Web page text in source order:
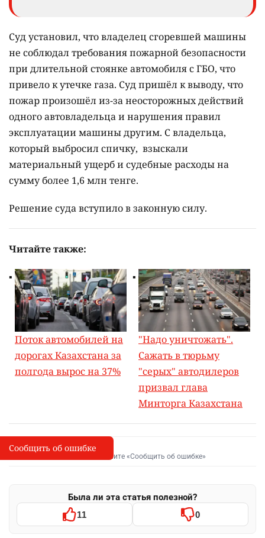
Суд установил, что владелец сгоревшей машины
не соблюдал требования пожарной безопасности
при длительной стоянке автомобиля с ГБО, что
привело к утечке газа. Суд пришёл к выводу, что
пожар произошёл из-за неосторожных действий
одного автовладельца и нарушения правил
эксплуатации машины другим. С владельца,
который выбросил спичку, взыскали
материальный ущерб и судебные расходы на
сумму более 1,6 млн тенге.
Решение суда вступило в законную силу.
Читайте также:
Поток автомобилей на
дорогах Казахстана за
полгода вырос на 37%
"Надо уничтожать".
Сажать в тюрьму
"серых" автодилеров
призвал глава
Минторга Казахстана
I
Сообщить об опечатке
Выделите фрагмент и нажмите «Сообщить об ошибке»
Была ли эта статья полезной?
11 0
Сообщить об ошибке